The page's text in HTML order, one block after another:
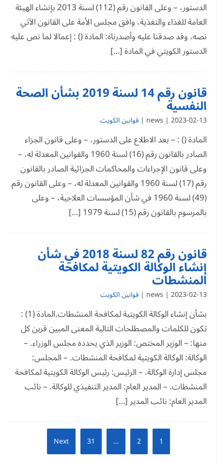
الدستور، – وعلى القانون رقم (112) لسنة 2013 بإنشاء الهيئة
العامة للغذاء والتغذية، وافق مجلس الأمة على القانون الآتي
نصه، وقد صدقنا عليه وأصدرناه: المادة () : إعمالا لما نص عليه
الدستور الكويتي في المادة […]
قانون رقم 14 لسنة 2019 بشأن الصحة
النفسية
2023-02-13 | news | قوانين الكويت
المادة () : – بعد الاطلاع على الدستور، – وعلى قانون الجزاء
الصادر بالقانون رقم (16) لسنة 1960 والقوانين المعدلة له، –
وعلى قانون الإجراءات والمحاكمات الجزائية الصادر بالقانون
رقم (17) لسنة 1960 والقوانين المعدلة له، – وعلى القانون رقم
(49) لسنة 1960 في شأن المؤسسات العلاجية، – وعلى
بالمرسوم بالقانون رقم (15) لسنة 1979 […]
قانون رقم 82 لسنة 2018 في شأن
إنشاء الوكالة الكويتية لمكافحة
المنشطات
2023-02-13 | news | قوانين الكويت
بشأن إنشاء الوكالة الكويتية لمكافحة المنشطات.المادة (1) :
تكون للكلمات والمصطلحات التالية المعنى المبين قرين كل
منها: – الوزير المختص: الوزير الذي يحدده مجلس الوزراء. –
الوكالة: الوكالة الكويتية لمكافحة المنشطات. – المجلس:
مجلس إدارة الوكالة. – الرئيس: رئيس الوكالة الكويتية لمكافحة
المنشطات. – المدير العام: المدير التنفيذي للوكالة. – نائب
المدير العام: نائب المدير […]
صفحات
1
2
…
31
Next